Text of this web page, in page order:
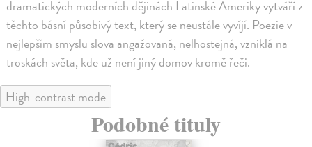
dramatických moderních dějinách Latinské Ameriky vytváří z
těchto básní působivý text, který se neustále vyvíjí. Poezie v
nejlepším smyslu slova angažovaná, nelhostejná, vzniklá na
troskách světa, kde už není jiný domov kromě řeči.
High-contrast mode
Podobné tituly